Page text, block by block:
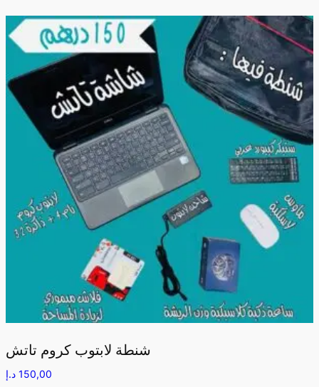
شنطة لابتوب كروم تاتش
150,00 د.إ